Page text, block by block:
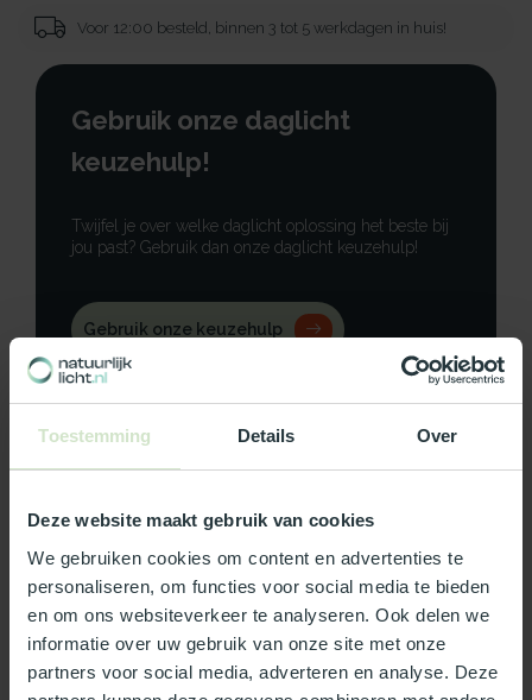
Toestemming Details Over
Deze website maakt gebruik van cookies
We gebruiken cookies om content en advertenties te
personaliseren, om functies voor social media te bieden
en om ons websiteverkeer te analyseren. Ook delen we
informatie over uw gebruik van onze site met onze
partners voor social media, adverteren en analyse. Deze
Voor 12:00 besteld, binnen 3 tot 5 werkdagen in huis!
Gebruik onze daglicht
keuzehulp!
Twijfel je over welke daglicht oplossing het beste bij
jou past? Gebruik dan onze daglicht keuzehulp!
Gebruik onze keuzehulp
Productomschrijving
Specificaties